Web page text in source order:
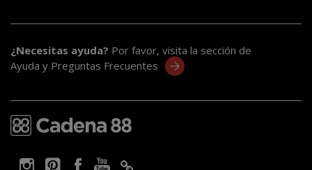
¿Necesitas ayuda? Por favor, visita la sección de
Ayuda y Preguntas Frecuentes